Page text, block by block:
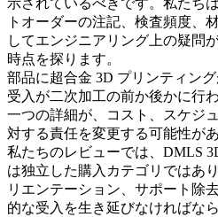
示されているべきです。私たち
トオーダーの注記、検査頻度、
してエンジニアリング上の疑問
時点を探ります。
部品に超合金 3D プリンティング
受入が二次加工の前か後かに行
一つの詳細が、コスト、スケジ
対する責任を変更する可能性があ
私たちのレビューでは、DMLS
は独立した購入カテゴリではあ
リエンテーション、サポート除
的な受入を生き延びなければな